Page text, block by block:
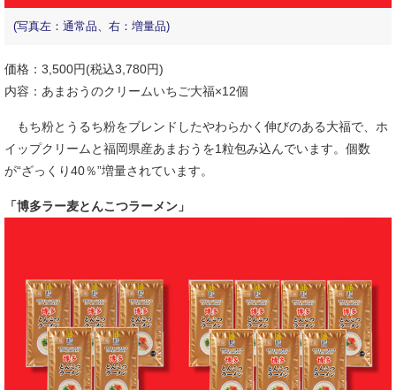
(写真左：通常品、右：増量品)
価格：3,500円(税込3,780円)
内容：あまおうのクリームいちご大福×12個
もち粉とうるち粉をブレンドしたやわらかく伸びのある大福で、ホ
イップクリームと福岡県産あまおうを1粒包み込んでいます。個数
が“ざっくり40％”増量されています。
「博多ラー麦とんこつラーメン」